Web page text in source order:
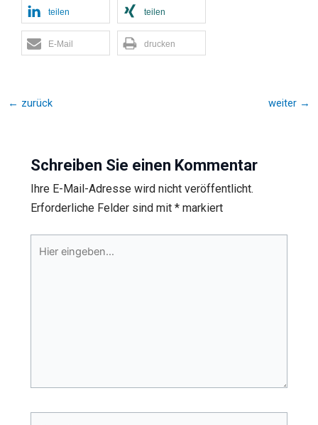
teilen teilen
E-Mail drucken
← zurück weiter →
Schreiben Sie einen Kommentar
Ihre E-Mail-Adresse wird nicht veröffentlicht.
Erforderliche Felder sind mit *markiert